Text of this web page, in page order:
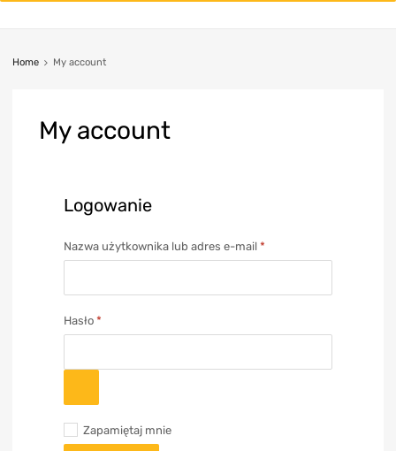
Home My account
Myaccount
Logowanie
Nazwa użytkownika lub adres e-mail *
Hasło *
Zapamiętaj mnie